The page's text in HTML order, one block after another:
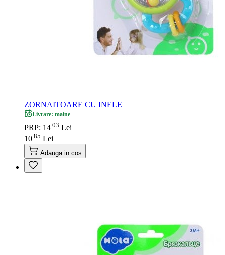
ZORNAITOARE CU INELE
Livrare: maine
PRP: 14 03 Lei
10 85 Lei
Adauga in cos